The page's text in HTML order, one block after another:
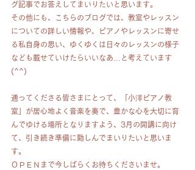
グ記事でお答えしてまいりたいと思います。
その他にも、こちらのブログでは、教室やレッスン
についての詳しい情報や、ピアノやレッスンに寄せ
る私自身の思い、ゆくゆくは日々のレッスンの様子
なども載せていけたらいいなあ…と考えています
(^^)
通ってくださる皆さまにとって、「小澤ピアノ教
室」が居心地よく音楽を奏で、豊かな心を大切に育
んでゆける場所となりますよう、3月の開講に向け
て、引き続き準備に勤しんでまいりたいと思いま
す。
ＯＰＥＮまで今しばらくお待ちくださいませ。